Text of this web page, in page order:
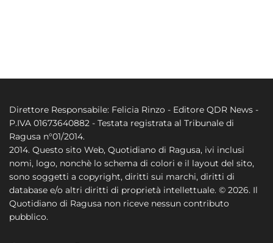
Direttore Responsabile: Felicia Rinzo - Editore QDR News -
P.IVA 01673640882 - Testata registrata al Tribunale di
Ragusa n°01/2014.
2014. Questo sito Web, Quotidiano di Ragusa, ivi inclusi
nomi, logo, nonchè lo schema di colori e il layout del sito,
sono soggetti a copyright, diritti sui marchi, diritti di
database e/o altri diritti di proprietà intellettuale. © 2026. Il
Quotidiano di Ragusa non riceve nessun contributo
pubblico.